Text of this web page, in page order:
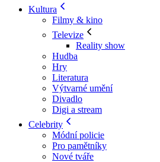
Kultura
Filmy & kino
Televize
Reality show
Hudba
Hry
Literatura
Výtvarné umění
Divadlo
Digi a stream
Celebrity
Módní policie
Pro pamětníky
Nové tváře